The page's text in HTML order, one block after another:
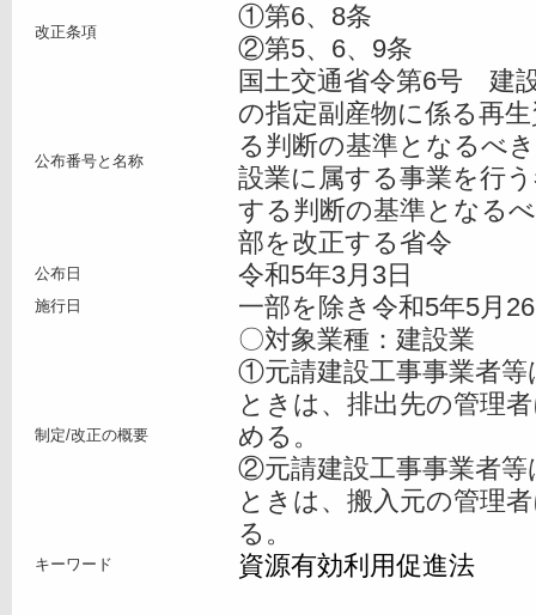
改正条項
①第6、8条
②第5、6、9条
公布番号と名称
国土交通省令第6号 建
の指定副産物に係る再
る判断の基準となるべ
設業に属する事業を行
する判断の基準となる
部を改正する省令
公布日 令和5年3月3日
施行日 一部を除き令和5年5月
制定/改正の概要
〇対象業種：建設業
①元請建設工事事業者等
ときは、排出先の管理
める。
②元請建設工事事業者等
ときは、搬入元の管理
る。
キーワード 資源有効利用促進法